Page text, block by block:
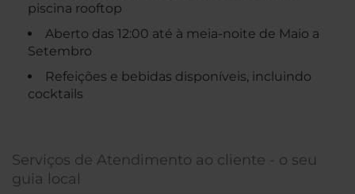
piscina rooftop
Aberto das 12:00 até à meia-noite de Maio a
Setembro
Refeições e bebidas disponíveis, incluindo
cocktails
Serviços de Atendimento ao cliente - o seu
guia local